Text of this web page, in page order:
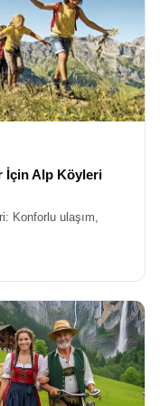
İsviçre’nin coğrafi
ortaya çıkan
bulamayacağınız bir
göl kenarı yürüyüşlerine
gösterilerini izlemek ve
gelenektir. Ancak bu
havai fişeklerin
Şehir
hem de turistlerin
turda, yeni yılın ilk
bir şölene
zaman ayırmak
göre bir kaçış planıdır.
zamanda ruhunuzu
İsviçre’nin tertemiz
İçin Alp Köyleri
Konforlu ulaşım,